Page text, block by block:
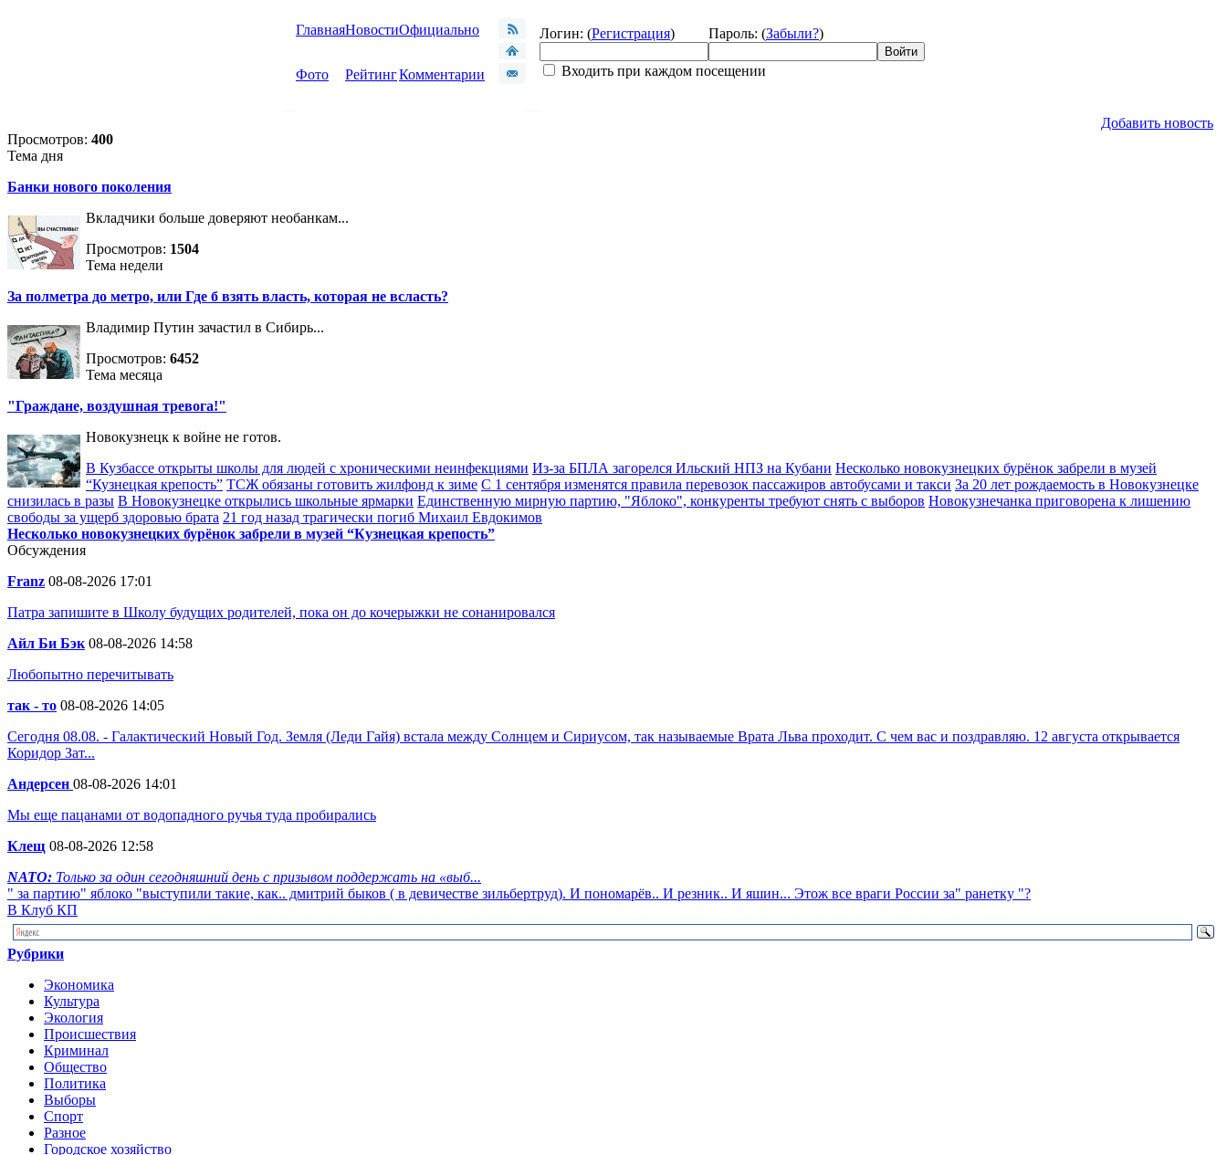
ГлавнаяНовостиОфициально
Фото РейтингКомментарии
Логин: (Регистрация) Пароль: (Забыли?)
Входить при каждом посещении
Добавить новость
Просмотров: 400
Тема дня
Банки нового поколения
Вкладчики больше доверяют необанкам...
Просмотров: 1504
Тема недели
За полметра до метро, или Где б взять власть, которая не всласть?
Владимир Путин зачастил в Сибирь...
Просмотров: 6452
Тема месяца
"Граждане, воздушная тревога!"
Новокузнецк к войне не готов.
В Кузбассе открыты школы для людей с хроническими неинфекциями Из-за БПЛА загорелся Ильский НПЗ на Кубани Несколько новокузнецких бурёнок забрели в музей
“Кузнецкая крепость” ТСЖ обязаны готовить жилфонд к зиме С 1 сентября изменятся правила перевозок пассажиров автобусами и такси За 20 лет рождаемость в Новокузнецке
снизилась в разы В Новокузнецке открылись школьные ярмарки Единственную мирную партию, "Яблоко", конкуренты требуют снять с выборов Новокузнечанка приговорена к лишению
свободы за ущерб здоровью брата 21 год назад трагически погиб Михаил Евдокимов
Несколько новокузнецких бурёнок забрели в музей “Кузнецкая крепость”
Обсуждения
Franz 08-08-2026 17:01
Патра запишите в Школу будущих родителей, пока он до кочерыжки не сонанировался
Айл Би Бэк 08-08-2026 14:58
Любопытно перечитывать
так - то 08-08-2026 14:05
Сегодня 08.08. - Галактический Новый Год. Земля (Леди Гайя) встала между Солнцем и Сириусом, так называемые Врата Льва проходит. С чем вас и поздравляю. 12 августа открывается
Коридор Зат...
Андерсен 08-08-2026 14:01
Мы еще пацанами от водопадного ручья туда пробирались
Клещ 08-08-2026 12:58
NATO: Только за один сегодняшний день с призывом поддержать на «выб...
" за партию" яблоко "выступили такие, как.. дмитрий быков ( в девичестве зильбертруд). И пономарёв.. И резник.. И яшин... Этож все враги России за" ранетку "?
В Клуб КП
Рубрики
Экономика
Культура
Экология
Происшествия
Криминал
Общество
Политика
Выборы
Спорт
Разное
Городское хозяйство